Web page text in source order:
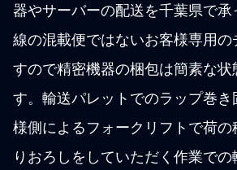
器やサーバーの配送を千葉県で承
線の混載便ではないお客様専用
すので精密機器の梱包は簡素な
す。輸送パレットでのラップ巻き
様側によるフォークリフトで荷の
りおろしをしていただく作業での